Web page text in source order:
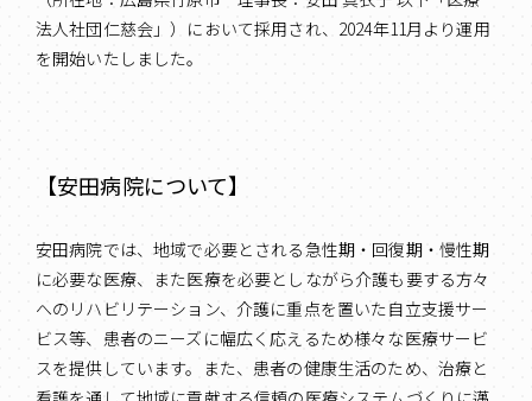
法人社団仁慈会」）において採用され、2024年11月より運用
を開始いたしました。
【安田病院について】
安田病院では、地域で必要とされる急性期・回復期・慢性期
に必要な医療、また医療を必要としながら介護も要する方々
へのリハビリテーション、介護に重点を置いた自立支援サー
ビス等、患者のニーズに幅広く応えるため様々な医療サービ
スを提供しています。また、患者の健康生活のため、治療と